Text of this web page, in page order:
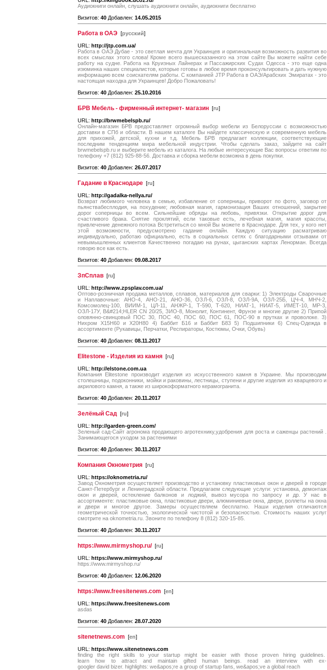
Аудиокниги онлайн, слушать аудиокниги онлайн, аудиокниги бесплатно
Визитов: 40 Добавлен: 14.05.2015
Работа в ОАЭ [русский]
URL: http://jtp.com.ua/
Работа в ОАЭ Дубае - это светлая мечта для Украинцев и оригинальная возможность развития во
всех смыслах этого слова! Кроме всего вышесказанного на этом сайте Вы можете найти себе
работу на судне. Работа на Круизных Лайнерах и Пассажирских Судах Одесса - это еще одна
изюминка наших специалистов, которые готовы в любое время проконсультировать и дать нужную
информацию всем соискателям работы. С компанией JTP Работа в ОАЭ/Арабских Эмиратах - это
настоящая находка для Украинцев! Добро Пожаловать!
Визитов: 40 Добавлен: 25.10.2016
БРВ Мебель - фирменный интернет- магазин [ru]
URL: http://brwmebelspb.ru/
Онлайн-магазин БРВ предоставляет огромный выбор мебели из Белоруссии с возможностью
доставки в СПб и области. В нашем каталоге Вы найдете классическую и современную мебель
для прихожей, детской, кухни и т.д. Мебель БРВ предлагает коллекции, соответствующие
последним тенденциям мира мебельной индустрии. Чтобы сделать заказ, зайдите на сайт
brwmebelspb.ru и выберите мебель из каталога. На любые интересующие Вас вопросы ответим по
телефону +7 (812) 925-88-56. Доставка и сборка мебели возможна в день покупки.
Визитов: 40 Добавлен: 26.07.2017
Гадание в Краснодаре [ru]
URL: http://gadalka-nellya.ru/
Возврат любимого человека в семью, избавление от соперницы, приворот по фото, заговор от
пьянствабесплодия, на похудение; любовная магия, гармонизация Ваших отношений, закрытие
дорог соперницы во всем. Сильнейшие обряды на любовь, привязки. Открытие дорог для
счастливого брака. Снятие проклятий, если таковые есть, лечебная магия, магия красоты,
привлечение денежного потока Встретиться со мной Вы можете в Краснодаре. Для тех, у кого нет
этой возможности, предусмотрено гадание онлайн. Каждую ситуацию расматриваю
индивидуально, работаю официально, есть в социальных сетях с благодарными отзывами от
невымышленных клиентов Качественно погадаю на рунах, цыганских картах Ленорман. Всегда
говорю все как есть.
Визитов: 40 Добавлен: 09.08.2017
ЗпСплав [ru]
URL: http://www.zpsplav.com.ua/
Оптово-розничная продажа металлов, сплавов, материалов для сварки: 1) Электроды Сварочные
и Наплавочные: АНО-4, АНО-21, АНО-36, ОЗЛ-6, ОЗЛ-8, ОЗЛ-9А, ОЗЛ-25Б, ЦЧ-4, МНЧ-2,
Комсомолец-100, ВИИМ-1, ЦЛ-11, АНЖР-1, Т-590, Т-620, НИАТ-1, НИАТ-5, ИМЕТ-10, МР-3,
ОЗЛ-17У, B&#214;HLER CN 20/25, ЗИО-8, Монолит, Континент, Фрунзе и многие другие 2) Припой
оловянно-свинцовый ПОС 30, ПОС 40, ПОС 60, ПОС 61, ПОС-90 в прутках и проволоке. 3)
Нихром Х15Н60 и Х20Н80 4) Баббит Б16 и Баббит Б83 5) Подшипники 6) Спец-Одежда в
ассортименте (Рукавицы, Перчатки, Респираторы, Костюмы, Очки, Обувь)
Визитов: 40 Добавлен: 08.11.2017
Elitestone - Изделия из камня [ru]
URL: http://elstone.com.ua
Компания Elitestone производит изделия из искусственного камня в Украине. Мы производим
столешницы, подоконники, мойки и раковины, лестницы, ступени и другие изделия из кварцевого и
акрилового камня, а также из широкоформатного керамогранита.
Визитов: 40 Добавлен: 20.11.2017
Зелёный Сад [ru]
URL: http://garden-green.com/
Зеленый сад-Сайт агронома продающего агротехнику,удобрения для роста и саженцы растений .
Занимающегося уходом за растениями
Визитов: 40 Добавлен: 30.11.2017
Компания Окнометрия [ru]
URL: https://oknometria.ru/
Завод Окнометрия осуществляет производство и установку пластиковых окон и дверей в городе
Санкт-Петербург и Ленинградской области. Предлагаем следующие услуги: установка, демонтаж
окон и дверей, остекление балконов и лоджий, вывоз мусора по запросу и др. У нас в
ассортименте: пластиковые окна, пластиковые двери, алюминиевые окна, двери, роллеты на окна
и двери и многое другое. Замеры осуществляем бесплатно. Наши изделия отличаются
геометрической точностью, экологической чистотой и безопасностью. Стоимость наших услуг
смотрите на oknometria.ru. Звоните по телефону 8 (812) 320-15-85.
Визитов: 40 Добавлен: 30.11.2017
https://www.mirmyshop.ru/[ru]
URL: https://www.mirmyshop.ru/
https://www.mirmyshop.ru/
Визитов: 40 Добавлен: 12.06.2020
https://www.freesitenews.com [en]
URL: https://www.freesitenews.com
asdas
Визитов: 40 Добавлен: 28.07.2020
sitenetnews.com [en]
URL: https://www.sitenetnews.com
finding the right skills to your startup might be easier with those proven hiring guidelines.
learn how to attract and maintain gifted human beings. read an interview with ex-
googler david bizer. highlights: we&apos;re a group of startup fans, we&apos;ve a global reach